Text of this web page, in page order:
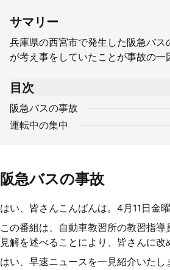
サマリー
兵庫県の西宮市で発生した阪急バ
が考え事をしていたことが事故の一
目次
阪急バスの事故
運転中の集中
阪急バスの事故
はい、皆さんこんばんは。4月11日金
この番組は、自動車教習所の教習指
見解を述べることにより、皆さんに
はい、早速ニュースを一見紹介いた